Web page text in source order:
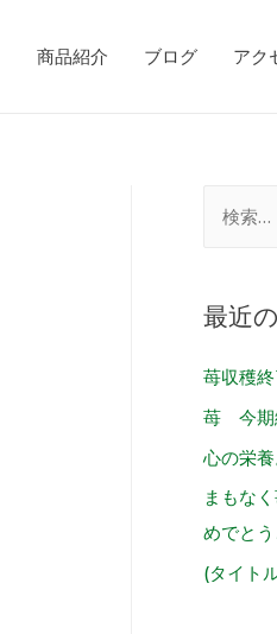
商品紹介 ブログ アク
最近
苺収穫
苺 今期
心の栄
まもな
めでと
(タイト